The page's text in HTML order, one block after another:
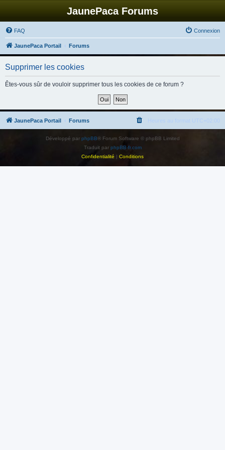
JaunePaca Forums
FAQ Connexion
JaunePaca Portail Forums
Supprimer les cookies
Êtes-vous sûr de vouloir supprimer tous les cookies de ce forum ?
JaunePaca Portail Forums Heures au format UTC+02:00
Développé par phpBB® Forum Software © phpBB Limited
Traduit par phpBB-fr.com
Confidentialité | Conditions